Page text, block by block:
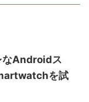
なAndroidス
を試